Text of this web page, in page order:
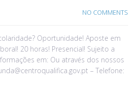
NO COMMENTS
Oportunidade! Aposte em
20 horas! Presencial! Sujeito a
em: Ou através dos nossos
– Telefone: